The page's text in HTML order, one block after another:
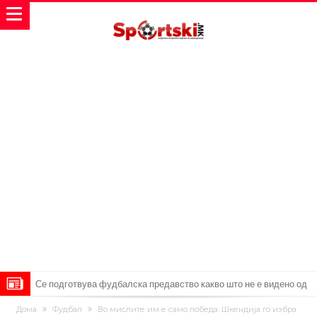
Се подготвува фудбалска предавство какво што не е видено од
2010 година?
Тикет на денот (недела, 09.08.2026)
Дома Фудбал
Во мислите им е само победа: Шкендија го избра